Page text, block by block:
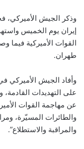
وذكر الجيش
إيران يوم الخميس
القوات الأميركية فيما
طهران.
وأفاد الجيش الأميركي
‌على التهديدات
عن مهاجمة ⁠القوات
والطائرات ⁠المسيّرة،
والمراقبة والاستطلاع”.